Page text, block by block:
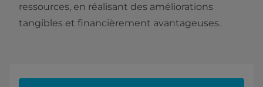
ressources, en réalisant des améliorations
tangibles et financièrement avantageuses.